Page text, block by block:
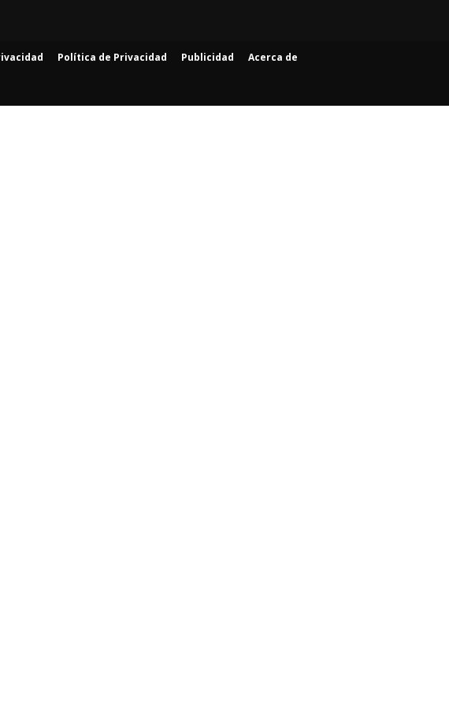
Política de Privacidad Publicidad Acerca de